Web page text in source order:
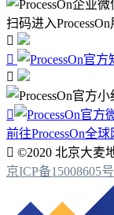
扫码进入




前往ProcessOn全
 ©2020 北京大麦
京ICP备15008605号